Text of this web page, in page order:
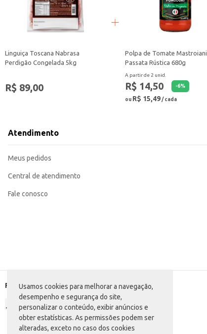
Usamos cookies para melhorar a navegação,
desempenho e segurança do site,
personalizar o conteúdo, exibir anúncios e
obter estatísticas. As permissões podem ser
alteradas, exceto no caso dos cookies
Linguiça Toscana Nabrasa
Perdigão Congelada 5kg
R$ 89,00
Polpa de Tomate Mastroiani
Passata Rústica 680g
A partir de 2 unid.
R$ 14,50 -6%
ou R$ 15,49/ cada
Atendimento
Meus pedidos
Central de atendimento
Fale conosco
Formas de pagamento